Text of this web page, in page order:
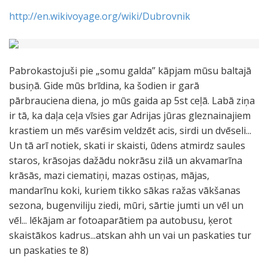
http://en.wikivoyage.org/wiki/Dubrovnik
Pabrokastojuši pie „somu galda” kāpjam mūsu baltajā
busiņā. Gide mūs brīdina, ka šodien ir garā
pārbrauciena diena, jo mūs gaida ap 5st ceļā. Labā ziņa
ir tā, ka daļa ceļa vīsies gar Adrijas jūras gleznainajiem
krastiem un mēs varēsim veldzēt acis, sirdi un dvēseli...
Un tā arī notiek, skati ir skaisti, ūdens atmirdz saules
staros, krāsojas dažādu nokrāsu zilā un akvamarīna
krāsās, mazi ciematiņi, mazas ostiņas, mājas,
mandarīnu koki, kuriem tikko sākas ražas vākšanas
sezona, bugenviliju ziedi, mūri, sārtie jumti un vēl un
vēl... lēkājam ar fotoaparātiem pa autobusu, ķerot
skaistākos kadrus...atskan ahh un vai un paskaties tur
un paskaties te 8)